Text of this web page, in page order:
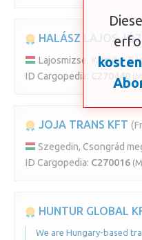
HALÁSZ LAJOS
Lajosmizse, Komitat
ID Cargopedia:
C270440
JOJA TRANS KFT
Szegedin, Csongrád
ID Cargopedia: C270016
HUNTUR GLOBAL
We are Hungary-based